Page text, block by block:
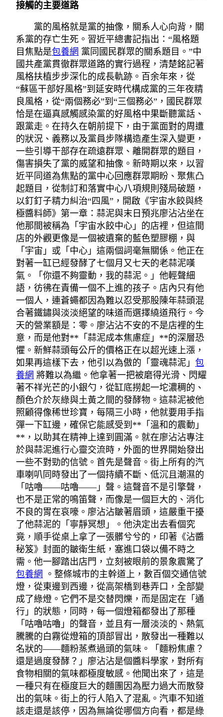
接觸的主要道路
黨的風格就是黨的抽像，關系人心向背，關
系黨的存亡生死。習近平總書記指出：“風格題
目焦點是包養網 黨同國民群眾的關系題目。”中
國共產黨貫徹群眾道路的實行過程，清楚銘記著
風格扶植步步深化的成長軌跡。百余年來，從
“蘇區干部好風格”到延安時代構成黨的三年夜精
良風格，從“兩個務必”到“三個務必”，國民群眾
恰是在逼真感觸感染黨的好風格中果斷聽黨話、
跟黨走。在持久在朝前提下，由于黨面對的周遭
的狀況、義務以及黨員步隊構造產生深入變更，
一些引導干部存在疏遠群眾、離開群眾的題目，
傷害損失了黨的威望和抽像。新時期以來，以習
近平同道為焦點的黨中心回應群眾期盼、聚焦凸
起題目，從制訂和落實中心八項規則殘局破題，
以釘釘子精力糾治“四風”，開啟《宇宙水餃與終
極醬料師》第一章：蒜泥與末日預兆廖沾沾坐在
他那間被稱為「宇宙水餃中心」的店裡，但這間
店的外觀更像是一個被遺棄的藍色塑膠棚，與
「宇宙」或「中心」這兩個詞毫無關係。他正在
對著一缸已經發酵了七個月又七天的老蒜泥嘆
氣。「你還不夠靈動，我的蒜泥。」他輕聲細
語，彷彿在責備一個不上進的孩子。店內只有他
一個人，連蒼蠅都因為難以忍受那股陳年蒜頭混
合著鐵鏽與淡淡絕望的味道而選擇繞道飛行。今
天的營業額是：零。廖沾沾不安的不是店裡的生
意，而是他對**「蒜泥成本焦慮症」**的深層恐
懼。新鮮蒜頭每公斤的價格正在以超光速上漲，
如果再這樣下去，他引以為傲的「靈魂蒜泥」 包
養網 將難以為繼。他拿著一把被磨得光滑、閃耀
著不祥光芒的小銀勺，從缸底撈起一坨濃稠的、
顏色介於灰綠與土黃之間的發酵物。這蒜泥被他
照顧得像稀世珍寶，每隔三小時，他就要用手指
彈一下缸邊，確保它能感受到**「溫和的震動」
**，以助其在精神上達到圓滿。就在廖沾沾專注
於與蒜泥進行心靈交流時，外面的世界開始發出
一些不對勁的信號。首先是聲音。街上所有的汽
車喇叭同時發出了一個持續不斷、低沉且潮濕的
「咕嚕——咕嚕——」聲。這聲音不是引擎聲，
也不是正常的鳴笛聲，而像是一個巨大的、消化
不良的胃在哀嚎。廖沾沾皺著眉頭，這嚴重干擾
了他蒜泥的「寧靜冥想」。他決定出去看個究
竟，順手從桌上拿了一張髒兮兮的，印著《沾醬
秘笈》封面的皺衛生紙，塞進口袋以備不時之
需。他一腳踏出店門，立刻被眼前的景象震驚了
包養網 。整條城市的主幹道上，數百個交通信號
燈，從東邊到西邊，從高架橋到巷弄口，全部變
成了綠燈。它們不是交替閃爍，而是固定在「通
行」的狀態，同時，每一個燈箱都發出了那種
「咕嚕咕嚕」的聲音，並且有一層淡淡的、熱氣
騰騰的白霧從燈箱的頂部冒出，散發出一種難以
名狀的——麵粉蒸煮過頭的氣味。「麵粉焦慮？
還是過度發酵？」廖沾沾是個醬料學家，對所有
食物相關的氣味都極度敏感。他聞出來了，這是
一種只有在極度巨大的麵團因為壓力過大而散發
出的氣味。街上的行人陷入了混亂。汽車不知道
該走還是該停，因為無論從哪個方向看，都是綠